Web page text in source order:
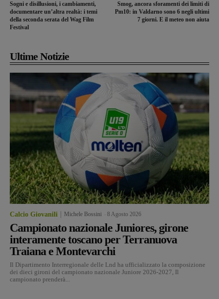
Sogni e disillusioni, i cambiamenti,
documentare un’altra realtà: i temi
della seconda serata del Wag Film
Festival
Smog, ancora sforamenti dei limiti di
Pm10: in Valdarno sono 6 negli ultimi
7 giorni. E il meteo non aiuta
Ultime Notizie
Calcio Giovanili Michele Bossini 8 Agosto 2026
Campionato nazionale Juniores, girone
interamente toscano per Terranuova
Traiana e Montevarchi
Il Dipartimento Interregionale delle Lnd ha ufficializzato la composizione
dei dieci gironi del campionato nazionale Juniore 2026-2027, Il
campionato prenderà...